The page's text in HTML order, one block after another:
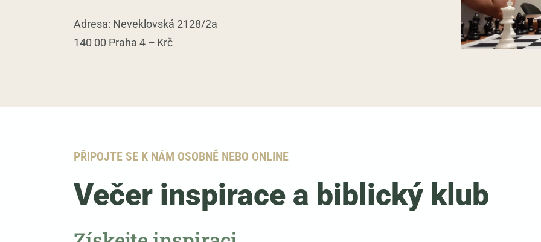
Adresa: Neveklovská 2128/2a
140 00 Praha 4 – Krč
PŘIPOJTE SE K NÁM OSOBNĚ NEBO ONLINE
Večer inspirace a biblický klub